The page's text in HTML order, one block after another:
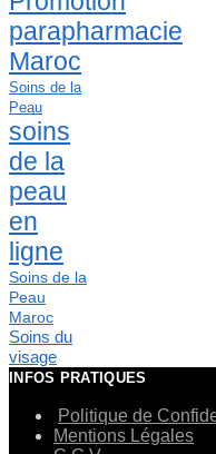
parapharmacie
Maroc
Soins de la
Peau
soins
de la
peau
en
ligne
Soins de la
Peau
Maroc
Soins du
visage
INFOS PRATIQUES
Politique de
Mentions Légales